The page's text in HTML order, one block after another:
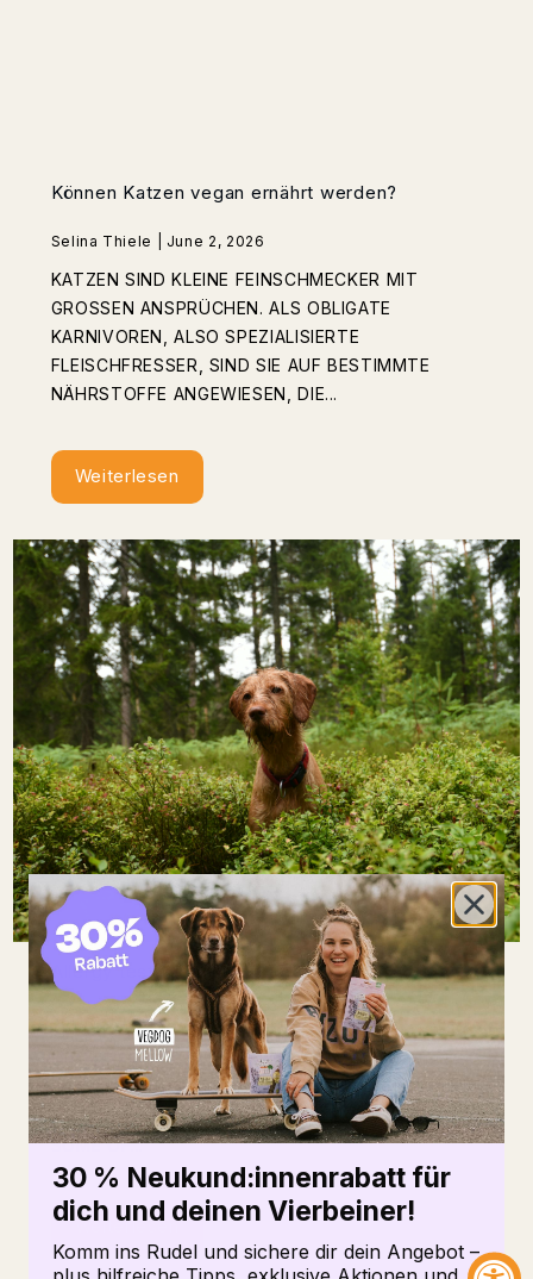
Können Katzen vegan ernährt werden?
Selina Thiele | June 2, 2026
KATZEN SIND KLEINE FEINSCHMECKER MIT
GROSSEN ANSPRÜCHEN. ALS OBLIGATE K
ARNIVOREN, ALSO SPEZIALISIERTE F
LEISCHFRESSER, SIND SIE AUF BESTIMMTE N
ÄHRSTOFFE ANGEWIESEN, DIE...
Weiterlesen
Allergy test for dogs
Selina Thiele | May 11, 2026
OUR PETS CAN SUFFER FROM ALLERGIES, JUST
LIKE US HUMANS. ITCHING, SKIN INFLAMMATION
AND GASTROINTESTINAL PROBLEMS ARE JUST
SOME OF...
Weiterlesen
30 % Neukund:innenrabatt für
dich und deinen Vierbeiner!
Komm ins Rudel und sichere dir dein Angebot –